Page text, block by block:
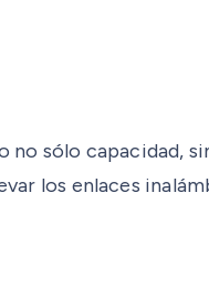
no sólo capacidad,
los enlaces